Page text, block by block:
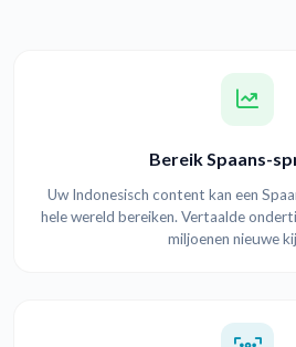
Bereik Spaans-
Uw Indonesisch content kan een
hele wereld bereiken. Vertaalde
miljoenen nieuwe